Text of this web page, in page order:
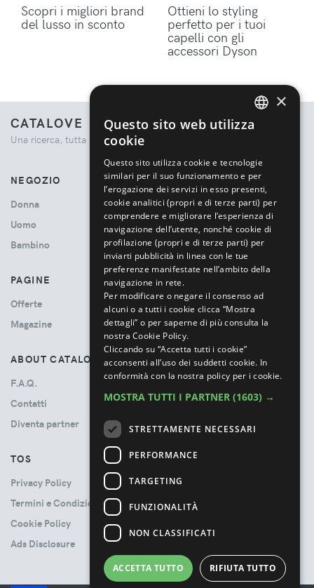
Scopri i migliori brand
del lusso in sconto
Ottieni lo styling
perfetto per i tuoi
capelli con gli
accessori Dyson
CATALOVE
Una ricerca, tutta la moda.
NEGOZIO
Donna
Uomo
Bambino
PAGINE
Offerte
Magazine
ABOUT CATALOVE
F.A.Q.
Contatti
Diventa partner
TOS
Privacy Policy
Termini e Condizioni
Cookie Policy
Ads Disclosure
×
Questo sito web utilizza
cookie
Questo sito utilizza cookie e tecnologie
similari per il suo funzionamento e per
l’erogazione dei servizi in esso presenti,
cookie analitici (propri e di terze parti) per
comprendere e migliorare l’esperienza di
navigazione dell’utente, nonché cookie di
profilazione (propri e di terze parti) per
inviarti pubblicità in linea con le tue
preferenze manifestate nell’ambito della
navigazione in rete.
Per modificare o negare il consenso ad
alcuni o a tutti i cookie clicca “Mostra
dettagli” o per saperne di più consulta la
nostra Cookie Policy.
Cliccando su “Accetta tutti i cookie”
acconsenti all’uso dei suddetti cookie. In
conformità con la nostra policy per i cookie.
MOSTRA TUTTI I PARTNER (1603) →
STRETTAMENTE NECESSARI
PERFORMANCE
TARGETING
FUNZIONALITÀ
NON CLASSIFICATI
ACCETTA TUTTO RIFIUTA TUTTO